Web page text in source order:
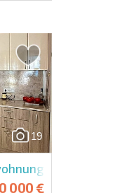
19
im
000 €